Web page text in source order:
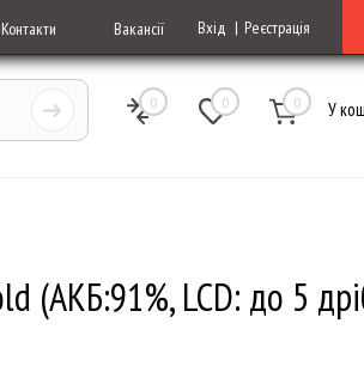
Контакти Вакансії Вхід Реєстрація
0 0 0 У
(АКБ:91%, LCD: до 5